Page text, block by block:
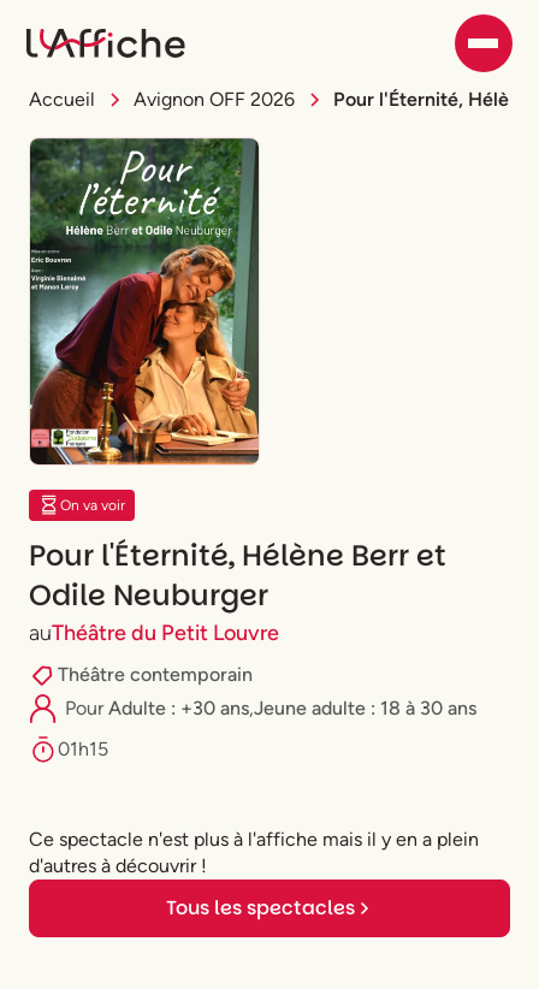
Accueil Avignon OFF 2026 Pour l'Éternité,
On va voir
Pour l'Éternité, Hélène Berr et
Odile Neuburger
auThéâtre du Petit Louvre
Théâtre contemporain
PourAdulte : +30 ans,⁠Jeune adulte : 18 à 30 ans
01h15
Ce spectacle n'est plus à l'affiche mais il y en a plein
d'autres à découvrir !
Tous les spectacles